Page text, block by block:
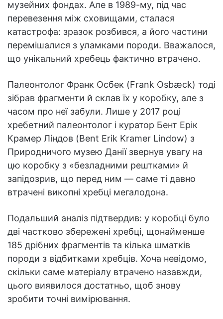
музейних фондах. Але в 1989-му, під час
перевезення між сховищами, сталася
катастрофа: зразок розбився, а його частини
перемішалися з уламками породи. Вважалося,
що унікальний хребець фактично втрачено.
Палеонтолог Франк Осбек (Frank Osbæck) тоді
зібрав фрагменти й склав їх у коробку, але з
часом про неї забули. Лише у 2017 році
хребетний палеонтолог і куратор Бент Ерік
Крамер Ліндов (Bent Erik Kramer Lindow) з
Природничого музею Данії звернув увагу на
цю коробку з «безладними рештками» й
запідозрив, що перед ним — саме ті давно
втрачені викопні хребці мегалодона.
Подальший аналіз підтвердив: у коробці було
дві частково збережені хребці, щонайменше
185 дрібних фрагментів та кілька шматків
породи з відбитками хребців. Хоча невідомо,
скільки саме матеріалу втрачено назавжди,
цього виявилося достатньо, щоб знову
зробити точні вимірювання.